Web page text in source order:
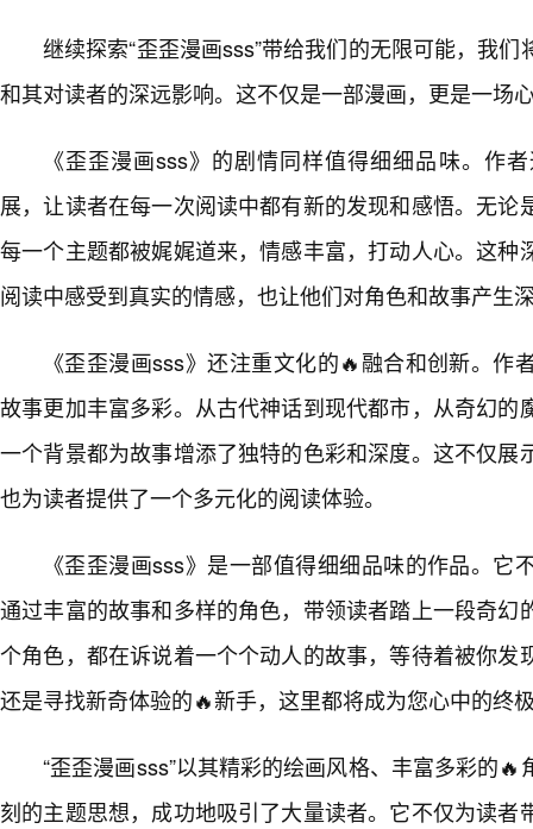
继续探索“歪歪漫画sss”带给我们的无限可能，我
和其对读者的深远影响。这不仅是一部漫画，更是一场
《歪歪漫画sss》的剧情同样值得细细品味。作
展，让读者在每一次阅读中都有新的发现和感悟。无论
每一个主题都被娓娓道来，情感丰富，打动人心。这种
阅读中感受到真实的情感，也让他们对角色和故事产生
《歪歪漫画sss》还注重文化的🔥融合和创新。作
故事更加丰富多彩。从古代神话到现代都市，从奇幻的
一个背景都为故事增添了独特的色彩和深度。这不仅展
也为读者提供了一个多元化的阅读体验。
《歪歪漫画sss》是一部值得细细品味的作品。它
通过丰富的故事和多样的角色，带领读者踏上一段奇幻
个角色，都在诉说着一个个动人的故事，等待着被你发
还是寻找新奇体验的🔥新手，这里都将成为您心中的终
“歪歪漫画sss”以其精彩的绘画风格、丰富多彩的
刻的主题思想，成功地吸引了大量读者。它不仅为读者